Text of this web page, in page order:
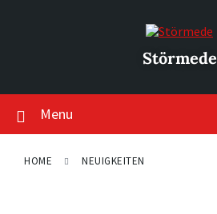
Störmede
Menu
HOME NEUIGKEITEN